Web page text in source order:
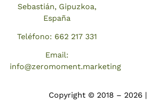
Sebastián, Gipuzkoa,
España
Teléfono: 662 217 331
Email:
info@zeromoment.marketing
Copyright © 2018 – 2026 |